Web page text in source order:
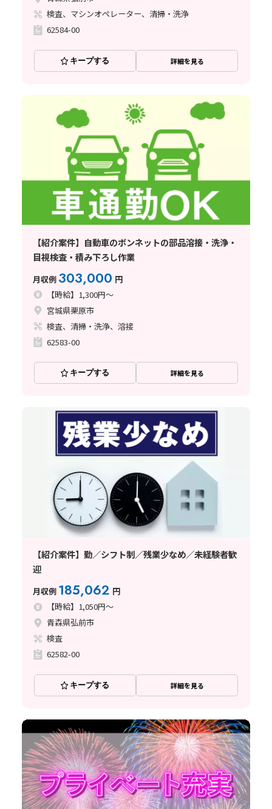
検査、マシンオペレーター、清掃・洗浄
62584-00
キープする 詳細を見る
【紹介案件】自動車のボンネットの部品溶接・洗浄・
目視検査・積み下ろし作業
月収例 303,000 円
【時給】1,300円～
宮城県栗原市
検査、清掃・洗浄、溶接
62583-00
キープする 詳細を見る
【紹介案件】勤／シフト制／残業少なめ／未経験者歓
迎
月収例 185,062 円
【時給】1,050円～
青森県弘前市
検査
62582-00
キープする 詳細を見る